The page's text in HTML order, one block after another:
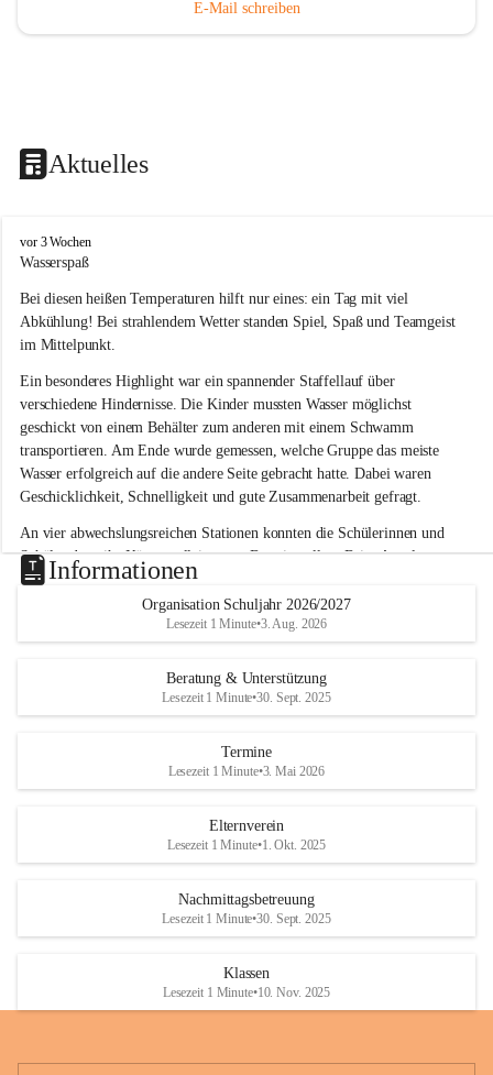
E-Mail schreiben
Aktuelles
V
o
k
s
s
h
u
l
e
L
a
u
e
g
g
vor 3 Wochen
Wasserspaß
Bei diesen heißen Temperaturen hilft nur eines: ein Tag mit viel
Abkühlung! Bei strahlendem Wetter standen Spiel, Spaß und Teamgeist
im Mittelpunkt.
Ein besonderes Highlight war ein spannender Staffellauf über
verschiedene Hindernisse. Die Kinder mussten Wasser möglichst
geschickt von einem Behälter zum anderen mit einem Schwamm
transportieren. Am Ende wurde gemessen, welche Gruppe das meiste
Wasser erfolgreich auf die andere Seite gebracht hatte. Dabei waren
Geschicklichkeit, Schnelligkeit und gute Zusammenarbeit gefragt.
An vier abwechslungsreichen Stationen konnten die Schülerinnen und
Schüler dann ihr Können allein unter Beweis stellen. Beim Angeln
waren Geduld und Fingerspitzengefühl gefragt, während beim
Zielschießen mit Wasserpistolen oder Schwämmen Treffsicherheit
bewiesen werden musste.
Niemand blieb trocken, und die Kinder genossen die willkommene
Abkühlung bei sommerlichen Temperaturen. Mit vielen lachenden
Informationen
Organisation Schuljahr 2026/2027
Lesezeit 1 Minute•3. Aug. 2026
Beratung & Unterstützung
Lesezeit 1 Minute•30. Sept. 2025
Termine
Lesezeit 1 Minute•3. Mai 2026
Elternverein
Lesezeit 1 Minute•1. Okt. 2025
Nachmittagsbetreuung
Lesezeit 1 Minute•30. Sept. 2025
Klassen
Lesezeit 1 Minute•10. Nov. 2025